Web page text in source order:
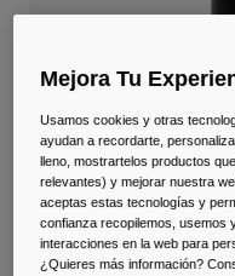
Bolsas
Accessorios
Ver todo
Botella térmica
acero inoxidable
N.º de artículo38270-
Mejora Tu
Usamos cookies y otras
ayudan a recordarte,
lleno, mostrartelos productos
relevantes) y mejorar nuestra
aceptas estas tecnologías y
confianza recopilemos, usemos
interacciones en la web para
¿Quieres más información?